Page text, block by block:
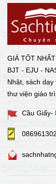
GIÁ TỐT
BJT - EJU -
Nhật, sách
thư viện giáo
Cầu Giấy-